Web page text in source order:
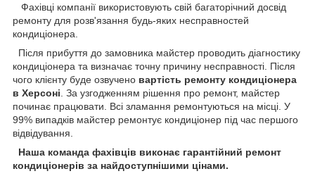
Фахівці компанії використовують свій багаторічний досвід
ремонту для розв'язання будь-яких несправностей
кондиціонера.
Після прибуття до замовника майстер проводить діагностику
кондиціонера та визначає точну причину несправності. Після
чого клієнту буде озвучено вартість ремонту кондиціонера
в Херсоні . За узгодженням рішення про ремонт, майстер
починає працювати. Всі зламання ремонтуються на місці. У
99% випадків майстер ремонтує кондиціонер під час першого
відвідування.
Наша команда фахівців виконає гарантійний ремонт
кондиціонерів за найдоступнішими цінами.